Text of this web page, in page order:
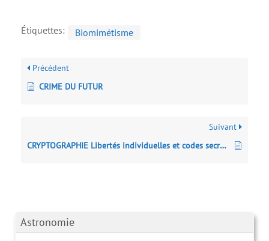
Astronomie
Étiquettes: Biomimétisme
Précédent
CRIME DU FUTUR
Suivant
CRYPTOGRAPHIE Libertés individuelles et codes secrets